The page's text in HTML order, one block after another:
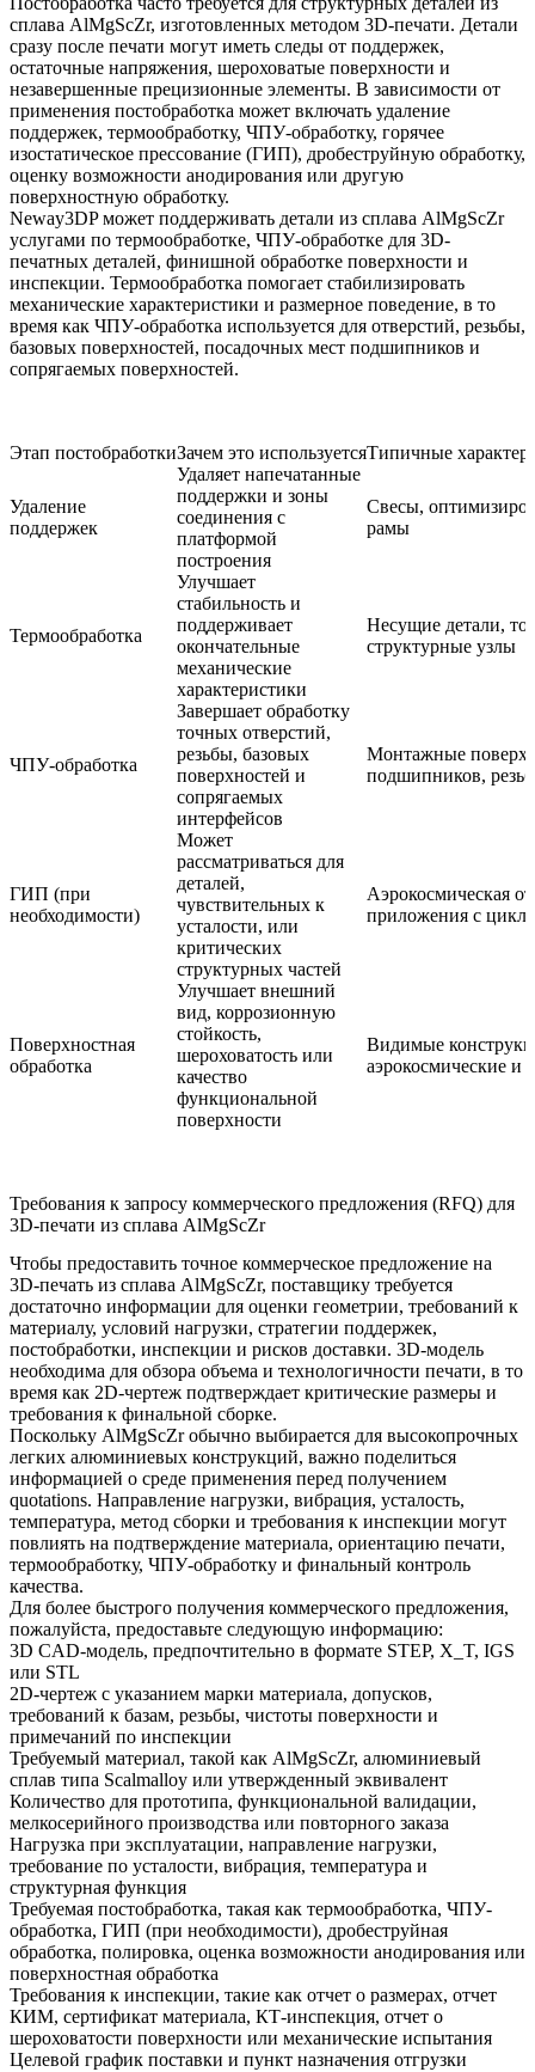
сплава AlMgScZr, изготовленных методом 3D-печати. Детали
сразу после печати могут иметь следы от поддержек,
остаточные напряжения, шероховатые поверхности и
незавершенные прецизионные элементы. В зависимости от
применения постобработка может включать удаление
поддержек, термообработку, ЧПУ-обработку, горячее
изостатическое прессование (ГИП), дробеструйную обработку,
оценку возможности анодирования или другую
поверхностную обработку.
Neway3DP может поддерживать детали из сплава AlMgScZr
услугами по термообработке, ЧПУ-обработке для 3D-
печатных деталей, финишной обработке поверхности и
инспекции. Термообработка помогает стабилизировать
механические характеристики и размерное поведение, в то
время как ЧПУ-обработка используется для отверстий, резьбы,
базовых поверхностей, посадочных мест подшипников и
сопрягаемых поверхностей.
Этап постобработкиЗачем это используетсяТипичные
Удаление
поддержек
Удаляет напечатанные
поддержки и зоны
соединения с
платформой
построения
Свесы,
рамы
Термообработка
Улучшает
стабильность и
поддерживает
окончательные
механические
характеристики
Несущие детали,
структурные узлы
ЧПУ-обработка
Завершает обработку
точных отверстий,
резьбы, базовых
поверхностей и
сопрягаемых
интерфейсов
Монтажные
подшипников,
ГИП (при
необходимости)
Может
рассматриваться для
деталей,
чувствительных к
усталости, или
критических
структурных частей
Аэрокосмическая
приложения с
Поверхностная
обработка
Улучшает внешний
вид, коррозионную
стойкость,
шероховатость или
качество
функциональной
поверхности
Видимые
аэрокосмические и
Требования к запросу коммерческого предложения (RFQ) для
3D-печати из сплава AlMgScZr
Чтобы предоставить точное коммерческое предложение на
3D-печать из сплава AlMgScZr, поставщику требуется
достаточно информации для оценки геометрии, требований к
материалу, условий нагрузки, стратегии поддержек,
постобработки, инспекции и рисков доставки. 3D-модель
необходима для обзора объема и технологичности печати, в то
время как 2D-чертеж подтверждает критические размеры и
требования к финальной сборке.
Поскольку AlMgScZr обычно выбирается для высокопрочных
легких алюминиевых конструкций, важно поделиться
информацией о среде применения перед получением
quotations. Направление нагрузки, вибрация, усталость,
температура, метод сборки и требования к инспекции могут
повлиять на подтверждение материала, ориентацию печати,
термообработку, ЧПУ-обработку и финальный контроль
качества.
Для более быстрого получения коммерческого предложения,
пожалуйста, предоставьте следующую информацию:
3D CAD-модель, предпочтительно в формате STEP, X_T, IGS
или STL
2D-чертеж с указанием марки материала, допусков,
требований к базам, резьбы, чистоты поверхности и
примечаний по инспекции
Требуемый материал, такой как AlMgScZr, алюминиевый
сплав типа Scalmalloy или утвержденный эквивалент
Количество для прототипа, функциональной валидации,
мелкосерийного производства или повторного заказа
Нагрузка при эксплуатации, направление нагрузки,
требование по усталости, вибрация, температура и
структурная функция
Требуемая постобработка, такая как термообработка, ЧПУ-
обработка, ГИП (при необходимости), дробеструйная
обработка, полировка, оценка возможности анодирования или
поверхностная обработка
Требования к инспекции, такие как отчет о размерах, отчет
КИМ, сертификат материала, КТ-инспекция, отчет о
шероховатости поверхности или механические испытания
Целевой график поставки и пункт назначения отгрузки